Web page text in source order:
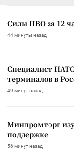
Силы ПВО за 12
44 минуты назад
Специалист
терминалов в
49 минут назад
Минпромторг
поддержке
56 минут назад